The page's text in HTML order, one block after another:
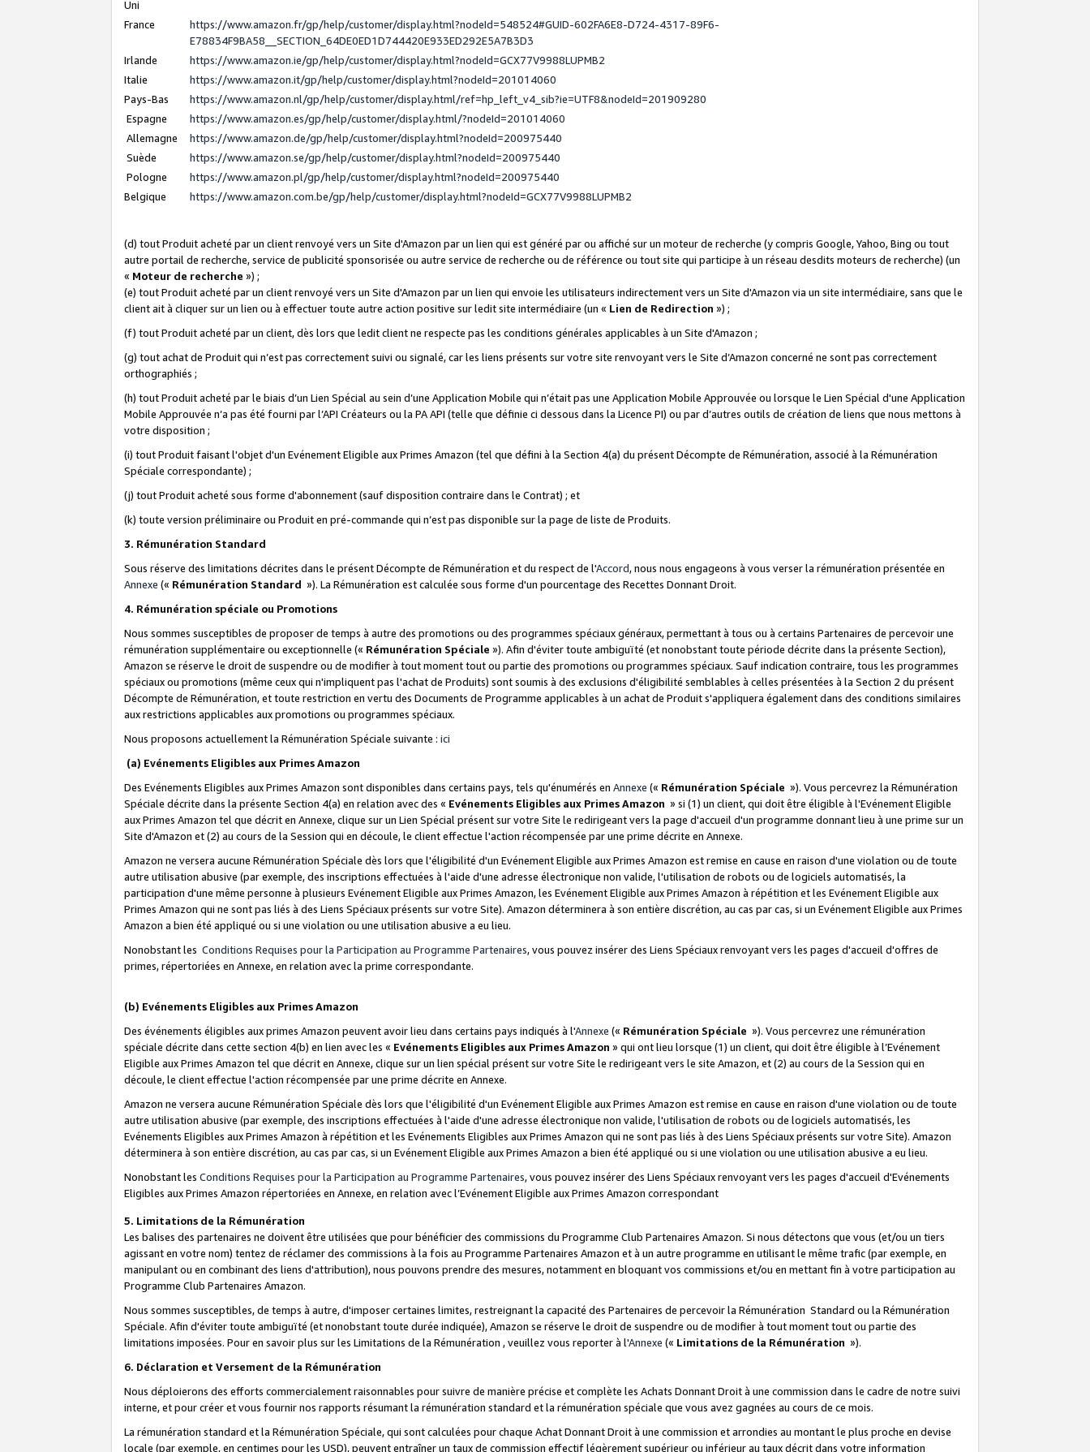
Uni
France
https://www.amazon.fr/gp/help/customer/display.html?nodeId=548524#GUID-602FA6E8-D724-4317-89F6-
E78834F9BA58__SECTION_64DE0ED1D744420E933ED292E5A7B3D3
Irlande
https://www.amazon.ie/gp/help/customer/display.html?nodeId=GCX77V9988LUPMB2
Italie
https://www.amazon.it/gp/help/customer/display.html?nodeId=201014060
Pays-Bas
https://www.amazon.nl/gp/help/customer/display.html/ref=hp_left_v4_sib?ie=UTF8&nodeId=201909280
Espagne
https://www.amazon.es/gp/help/customer/display.html/?nodeId=201014060
Allemagne
https://www.amazon.de/gp/help/customer/display.html?nodeId=200975440
Suède
https://www.amazon.se/gp/help/customer/display.html?nodeId=200975440
Pologne
https://www.amazon.pl/gp/help/customer/display.html?nodeId=200975440
Belgique
https://www.amazon.com.be/gp/help/customer/display.html?nodeId=GCX77V9988LUPMB2
(d) tout Produit acheté par un client renvoyé vers un Site d'Amazon par un lien qui est généré par ou affiché sur un moteur de recherche (y compris Google, Yahoo, Bing ou tout
autre portail de recherche, service de publicité sponsorisée ou autre service de recherche ou de référence ou tout site qui participe à un réseau desdits moteurs de recherche) (un
« Moteur de recherche ») ;
(e) tout Produit acheté par un client renvoyé vers un Site d'Amazon par un lien qui envoie les utilisateurs indirectement vers un Site d'Amazon via un site intermédiaire, sans que le
client ait à cliquer sur un lien ou à effectuer toute autre action positive sur ledit site intermédiaire (un « Lien de Redirection ») ;
(f) tout Produit acheté par un client, dès lors que ledit client ne respecte pas les conditions générales applicables à un Site d'Amazon ;
(g) tout achat de Produit qui n’est pas correctement suivi ou signalé, car les liens présents sur votre site renvoyant vers le Site d’Amazon concerné ne sont pas correctement
orthographiés ;
(h) tout Produit acheté par le biais d’un Lien Spécial au sein d’une Application Mobile qui n’était pas une Application Mobile Approuvée ou lorsque le Lien Spécial d'une Application
Mobile Approuvée n’a pas été fourni par l’API Créateurs ou la PA API (telle que définie ci dessous dans la Licence PI) ou par d’autres outils de création de liens que nous mettons à
votre disposition ;
(i) tout Produit faisant l'objet d'un Evénement Eligible aux Primes Amazon (tel que défini à la Section 4(a) du présent Décompte de Rémunération, associé à la Rémunération
Spéciale correspondante) ;
(j) tout Produit acheté sous forme d'abonnement (sauf disposition contraire dans le Contrat) ; et
(k) toute version préliminaire ou Produit en pré-commande qui n’est pas disponible sur la page de liste de Produits.
3. Rémunération Standard
Sous réserve des limitations décrites dans le présent Décompte de Rémunération et du respect de l'Accord, nous nous engageons à vous verser la rémunération présentée en
Annexe (« Rémunération Standard »). La Rémunération est calculée sous forme d'un pourcentage des Recettes Donnant Droit.
4. Rémunération spéciale ou Promotions
Nous sommes susceptibles de proposer de temps à autre des promotions ou des programmes spéciaux généraux, permettant à tous ou à certains Partenaires de percevoir une
rémunération supplémentaire ou exceptionnelle (« Rémunération Spéciale »). Afin d'éviter toute ambiguïté (et nonobstant toute période décrite dans la présente Section),
Amazon se réserve le droit de suspendre ou de modifier à tout moment tout ou partie des promotions ou programmes spéciaux. Sauf indication contraire, tous les programmes
spéciaux ou promotions (même ceux qui n'impliquent pas l'achat de Produits) sont soumis à des exclusions d'éligibilité semblables à celles présentées à la Section 2 du présent
Décompte de Rémunération, et toute restriction en vertu des Documents de Programme applicables à un achat de Produit s'appliquera également dans des conditions similaires
aux restrictions applicables aux promotions ou programmes spéciaux.
Nous proposons actuellement la Rémunération Spéciale suivante : ici
(a) Evénements Eligibles aux Primes Amazon
Des Evénements Eligibles aux Primes Amazon sont disponibles dans certains pays, tels qu'énumérés en Annexe (« Rémunération Spéciale »). Vous percevrez la Rémunération
Spéciale décrite dans la présente Section 4(a) en relation avec des « Evénements Eligibles aux Primes Amazon » si (1) un client, qui doit être éligible à l'Evénement Eligible
aux Primes Amazon tel que décrit en Annexe, clique sur un Lien Spécial présent sur votre Site le redirigeant vers la page d'accueil d'un programme donnant lieu à une prime sur un
Site d'Amazon et (2) au cours de la Session qui en découle, le client effectue l'action récompensée par une prime décrite en Annexe.
Amazon ne versera aucune Rémunération Spéciale dès lors que l'éligibilité d'un Evénement Eligible aux Primes Amazon est remise en cause en raison d'une violation ou de toute
autre utilisation abusive (par exemple, des inscriptions effectuées à l'aide d'une adresse électronique non valide, l'utilisation de robots ou de logiciels automatisés, la
participation d'une même personne à plusieurs Evénement Eligible aux Primes Amazon, les Evénement Eligible aux Primes Amazon à répétition et les Evénement Eligible aux
Primes Amazon qui ne sont pas liés à des Liens Spéciaux présents sur votre Site). Amazon déterminera à son entière discrétion, au cas par cas, si un Evénement Eligible aux Primes
Amazon a bien été appliqué ou si une violation ou une utilisation abusive a eu lieu.
Nonobstant les Conditions Requises pour la Participation au Programme Partenaires, vous pouvez insérer des Liens Spéciaux renvoyant vers les pages d'accueil d'offres de
primes, répertoriées en Annexe, en relation avec la prime correspondante.
(b) Evénements Eligibles aux Primes Amazon
Des événements éligibles aux primes Amazon peuvent avoir lieu dans certains pays indiqués à l'Annexe (« Rémunération Spéciale »). Vous percevrez une rémunération
spéciale décrite dans cette section 4(b) en lien avec les « Evénements Eligibles aux Primes Amazon » qui ont lieu lorsque (1) un client, qui doit être éligible à l’Evénement
Eligible aux Primes Amazon tel que décrit en Annexe, clique sur un lien spécial présent sur votre Site le redirigeant vers le site Amazon, et (2) au cours de la Session qui en
découle, le client effectue l'action récompensée par une prime décrite en Annexe.
Amazon ne versera aucune Rémunération Spéciale dès lors que l'éligibilité d'un Evénement Eligible aux Primes Amazon est remise en cause en raison d'une violation ou de toute
autre utilisation abusive (par exemple, des inscriptions effectuées à l'aide d'une adresse électronique non valide, l'utilisation de robots ou de logiciels automatisés, les
Evénements Eligibles aux Primes Amazon à répétition et les Evénements Eligibles aux Primes Amazon qui ne sont pas liés à des Liens Spéciaux présents sur votre Site). Amazon
déterminera à son entière discrétion, au cas par cas, si un Evénement Eligible aux Primes Amazon a bien été appliqué ou si une violation ou une utilisation abusive a eu lieu.
Nonobstant les Conditions Requises pour la Participation au Programme Partenaires, vous pouvez insérer des Liens Spéciaux renvoyant vers les pages d'accueil d'Evénements
Eligibles aux Primes Amazon répertoriées en Annexe, en relation avec l’Evénement Eligible aux Primes Amazon correspondant
5. Limitations de la Rémunération
Les balises des partenaires ne doivent être utilisées que pour bénéficier des commissions du Programme Club Partenaires Amazon. Si nous détectons que vous (et/ou un tiers
agissant en votre nom) tentez de réclamer des commissions à la fois au Programme Partenaires Amazon et à un autre programme en utilisant le même trafic (par exemple, en
manipulant ou en combinant des liens d'attribution), nous pouvons prendre des mesures, notamment en bloquant vos commissions et/ou en mettant fin à votre participation au
Programme Club Partenaires Amazon.
Nous sommes susceptibles, de temps à autre, d'imposer certaines limites, restreignant la capacité des Partenaires de percevoir la Rémunération Standard ou la Rémunération
Spéciale. Afin d'éviter toute ambiguïté (et nonobstant toute durée indiquée), Amazon se réserve le droit de suspendre ou de modifier à tout moment tout ou partie des
limitations imposées. Pour en savoir plus sur les Limitations de la Rémunération , veuillez vous reporter à l'Annexe (« Limitations de la Rémunération »).
6. Déclaration et Versement de la Rémunération
Nous déploierons des efforts commercialement raisonnables pour suivre de manière précise et complète les Achats Donnant Droit à une commission dans le cadre de notre suivi
interne, et pour créer et vous fournir nos rapports résumant la rémunération standard et la rémunération spéciale que vous avez gagnées au cours de ce mois.
La rémunération standard et la Rémunération Spéciale, qui sont calculées pour chaque Achat Donnant Droit à une commission et arrondies au montant le plus proche en devise
locale (par exemple, en centimes pour les USD), peuvent entraîner un taux de commission effectif légèrement supérieur ou inférieur au taux décrit dans votre information